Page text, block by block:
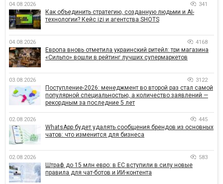
04.08.2026 341
Как объединить стратегию, созданную людьми и AI-
технологии? Кейс izi и агентства SHOTS
04.08.2026 4168
Европа вновь отметила украинский ритейл: три магазина
«Сильпо» вошли в рейтинг лучших супермаркетов
03.08.2026 3122
Поступление-2026: менеджмент во второй раз стал самой
популярной специальностью, а количество заявлений —
рекордным за последние 5 лет
02.08.2026 445
WhatsApp будет удалять сообщения брендов из основных
чатов: что изменится для бизнеса
02.08.2026 583
Штраф до 15 млн евро: в ЕС вступили в силу новые
правила для чат-ботов и ИИ-контента